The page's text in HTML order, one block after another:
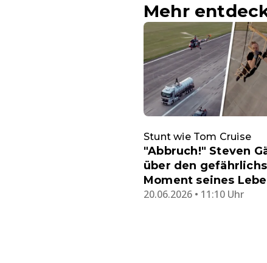
Mehr
Stunt wie Tom Cruise
"Abbruch!" Steven
über den
Moment seines
20.06.2026 • 11:10 Uhr